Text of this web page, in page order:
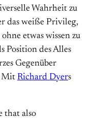
Wahrheit zu
das weiße Privileg,
etwas wissen zu
Position des Alles
Gegenüber
Mit Richard Dyers
that also